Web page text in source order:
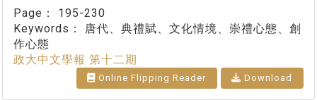
Page： 195-230
Keywords： 唐代、典禮賦、文化情境、崇禮心態、創
作心態
政大中文學報 第十二期
Online Flipping Reader Download